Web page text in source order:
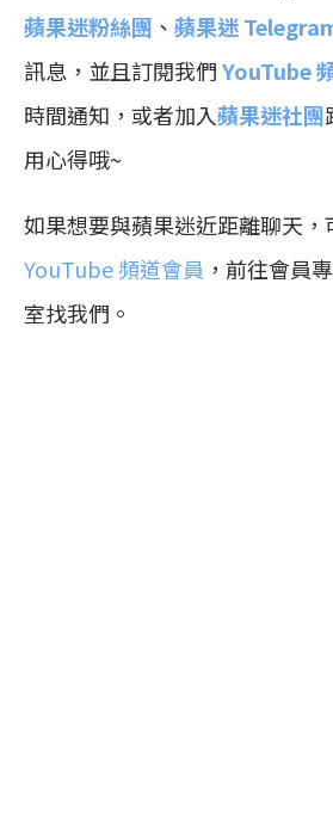
蘋果迷粉絲團 、 蘋果迷
訊息，並且訂閱我們YouTube
時間通知，或者加入蘋果迷社團
用心得哦~
如果想要與蘋果迷近距離聊天，
YouTube 頻道會員 ，前往會員
室找我們。